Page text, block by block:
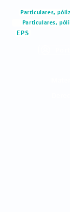
Particulares,
Particulares,
EPS